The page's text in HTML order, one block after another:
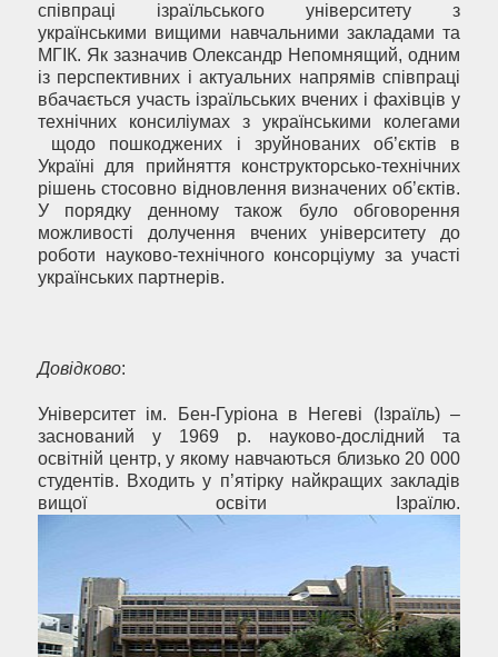
співпраці ізраїльського університету з
українськими вищими навчальними закладами та
МГІК. Як зазначив Олександр Непомнящий, одним
із перспективних і актуальних напрямів співпраці
вбачається участь ізраїльських вчених і фахівців у
технічних консиліумах з українськими колегами
щодо пошкоджених і зруйнованих об’єктів в
Україні для прийняття конструкторсько-технічних
рішень стосовно відновлення визначених об’єктів.
У порядку денному також було обговорення
можливості долучення вчених університету до
роботи науково-технічного консорціуму за участі
українських партнерів.
Довідково:
Університет ім. Бен-Гуріона в Негеві (Ізраїль) –
заснований у 1969 р. науково-дослідний та
освітній центр, у якому навчаються близько 20 000
студентів. Входить у п’ятірку найкращих закладів
вищої освіти Ізраїлю.